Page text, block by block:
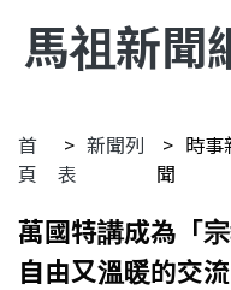
馬祖新聞
首
頁
新聞列
表
時事
聞
萬國特講成為「
自由又溫暖的交